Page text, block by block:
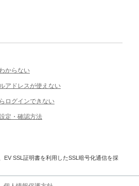
からない
アドレスが使えない
ログインできない
定・確認方法
EV SSL証明書を利用したSSL暗号化通信を採